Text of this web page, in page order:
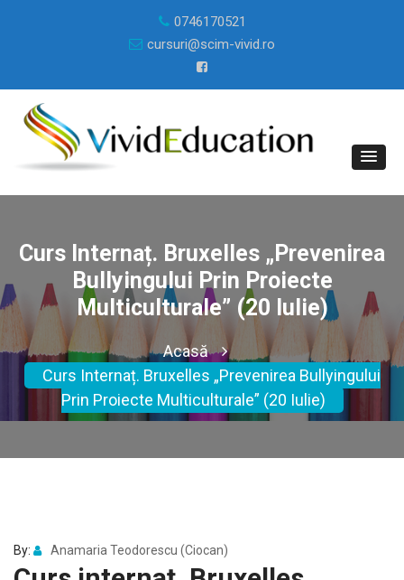
0746170521
cursuri@scim-vivid.ro
Curs Internaț. Bruxelles „Prevenirea
Bullyingului Prin Proiecte
Multiculturale” (20 Iulie)
Acasă
Curs Internaț. Bruxelles „Prevenirea Bullyingului
Prin Proiecte Multiculturale” (20 Iulie)
By: Anamaria Teodorescu (Ciocan)